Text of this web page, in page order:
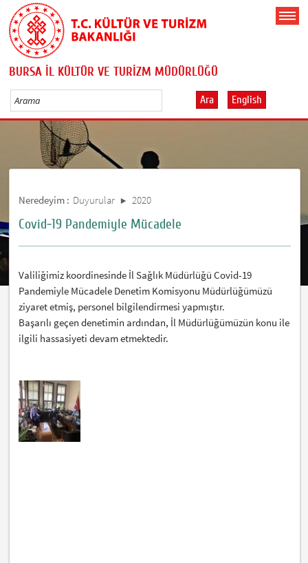
BURSA İL KÜLTÜR VE TURİZM MÜDÜRLÜĞÜ
Ara English
Neredeyim : Duyurular 2020
Covid-19 Pandemiyle Mücadele
Valiliğimiz koordinesinde İl Sağlık Müdürlüğü Covid-19
Pandemiyle Mücadele Denetim Komisyonu Müdürlüğümüzü
ziyaret etmiş, personel bilgilendirmesi yapmıştır.
Başarılı geçen denetimin ardından, İl Müdürlüğümüzün konu ile
ilgili hassasiyeti devam etmektedir.